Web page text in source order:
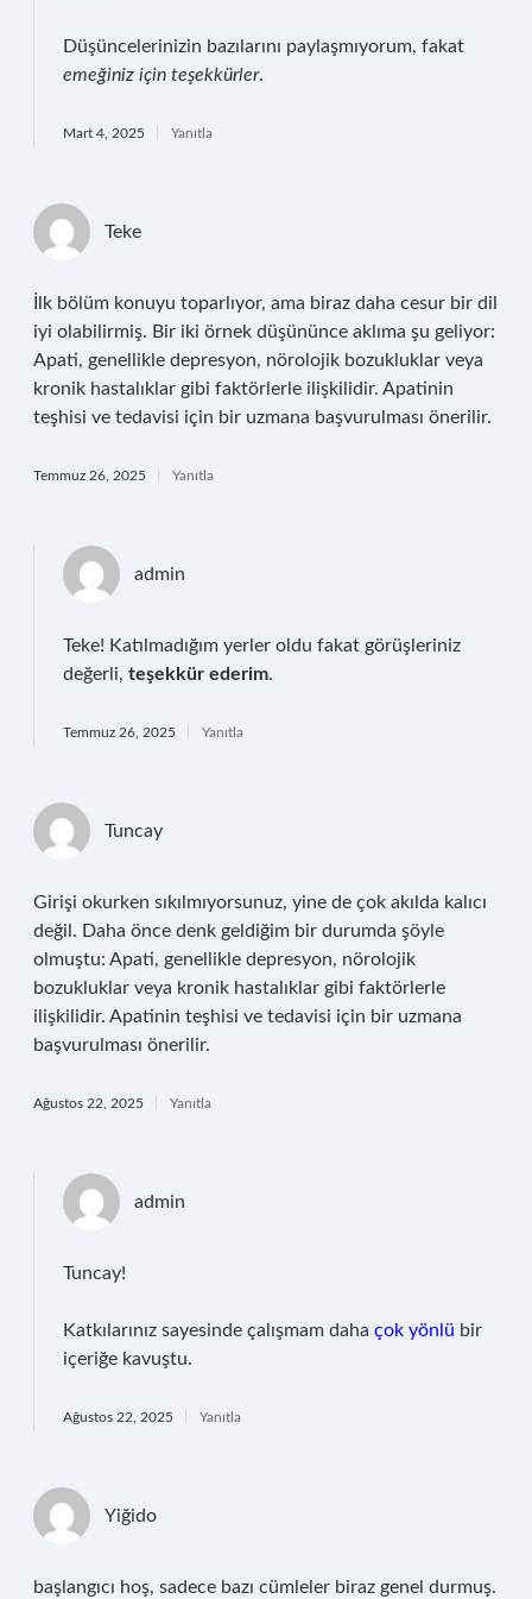
Düşüncelerinizin bazılarını paylaşmıyorum, fakat
emeğiniz için teşekkürler.
Mart 4, 2025 Yanıtla
Teke
İlk bölüm konuyu toparlıyor, ama biraz daha cesur bir dil
iyi olabilirmiş. Bir iki örnek düşününce aklıma şu geliyor:
Apati, genellikle depresyon, nörolojik bozukluklar veya
kronik hastalıklar gibi faktörlerle ilişkilidir. Apatinin
teşhisi ve tedavisi için bir uzmana başvurulması önerilir.
Temmuz 26, 2025 Yanıtla
admin
Teke! Katılmadığım yerler oldu fakat görüşleriniz
değerli, teşekkür ederim.
Temmuz 26, 2025 Yanıtla
Tuncay
Girişi okurken sıkılmıyorsunuz, yine de çok akılda kalıcı
değil. Daha önce denk geldiğim bir durumda şöyle
olmuştu: Apati, genellikle depresyon, nörolojik
bozukluklar veya kronik hastalıklar gibi faktörlerle
ilişkilidir. Apatinin teşhisi ve tedavisi için bir uzmana
başvurulması önerilir.
Ağustos 22, 2025 Yanıtla
admin
Tuncay!
Katkılarınız sayesinde çalışmam daha çok yönlü bir
içeriğe kavuştu.
Ağustos 22, 2025 Yanıtla
Yiğido
başlangıcı hoş, sadece bazı cümleler biraz genel durmuş.